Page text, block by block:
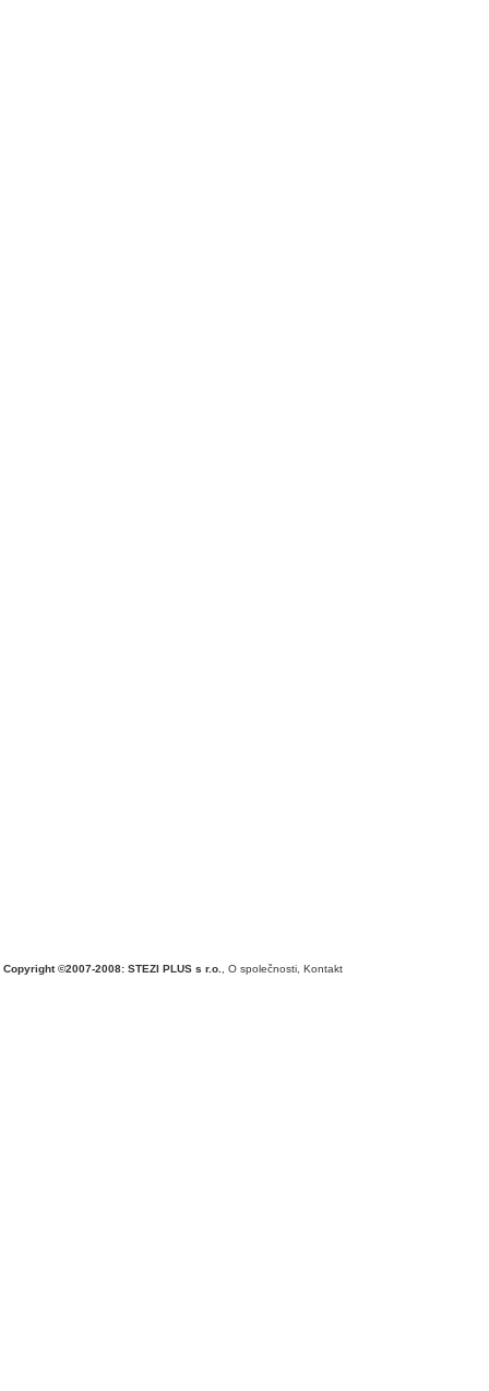
Copyright ©2007-2008: STEZI PLUS s r.o. O společnosti Kontakt